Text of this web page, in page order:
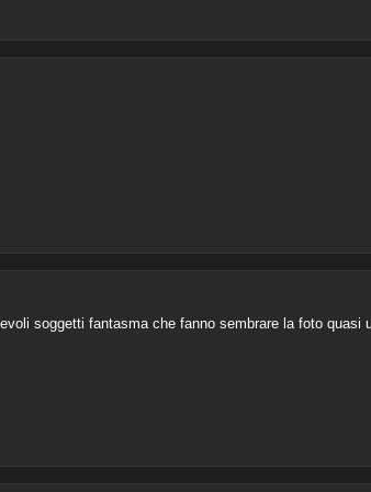
soggetti fantasma che fanno sembrare la foto quasi